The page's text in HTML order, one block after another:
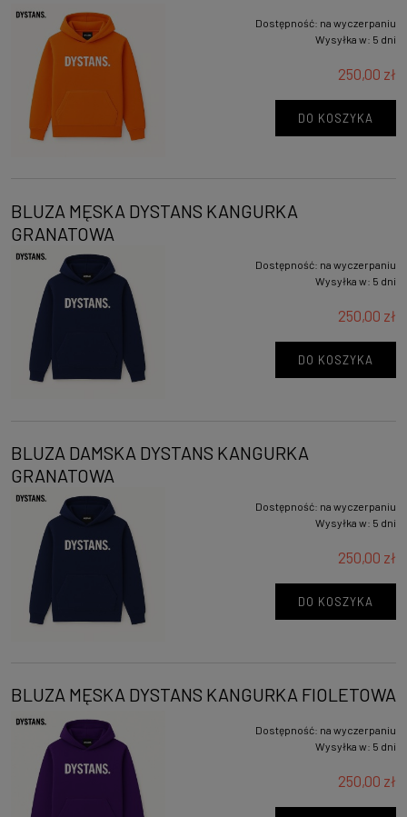
Dostępność: na wyczerpaniu
Wysyłka w: 5 dni
250,00 zł
DO KOSZYKA
BLUZA MĘSKA DYSTANS KANGURKA
GRANATOWA
Dostępność: na wyczerpaniu
Wysyłka w: 5 dni
250,00 zł
DO KOSZYKA
BLUZA DAMSKA DYSTANS KANGURKA
GRANATOWA
Dostępność: na wyczerpaniu
Wysyłka w: 5 dni
250,00 zł
DO KOSZYKA
BLUZA MĘSKA DYSTANS KANGURKA FIOLETOWA
Dostępność: na wyczerpaniu
Wysyłka w: 5 dni
250,00 zł